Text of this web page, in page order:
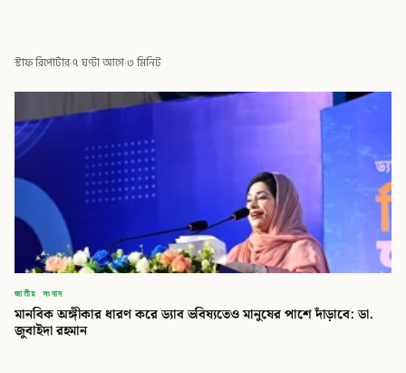
স্টাফ রিপোর্টার·৭ ঘণ্টা আগে·৩ মিনিট
জাতীয় সংবাদ
মানবিক অঙ্গীকার ধারণ করে ড্যাব ভবিষ্যতেও মানুষের পাশে দাঁড়াবে: ডা.
জুবাইদা রহমান